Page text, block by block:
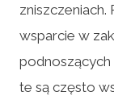
wsparcie w
te są często